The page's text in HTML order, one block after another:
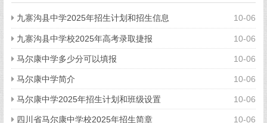
10-06
九寨沟县中学2025年招生计划和招生信息
10-06
九寨沟县中学校2025年高考录取捷报
10-06
马尔康中学多少分可以填报
10-06
马尔康中学简介
10-06
马尔康中学2025年招生计划和班级设置
10-06
四川省马尔康中学校2025年招生简章